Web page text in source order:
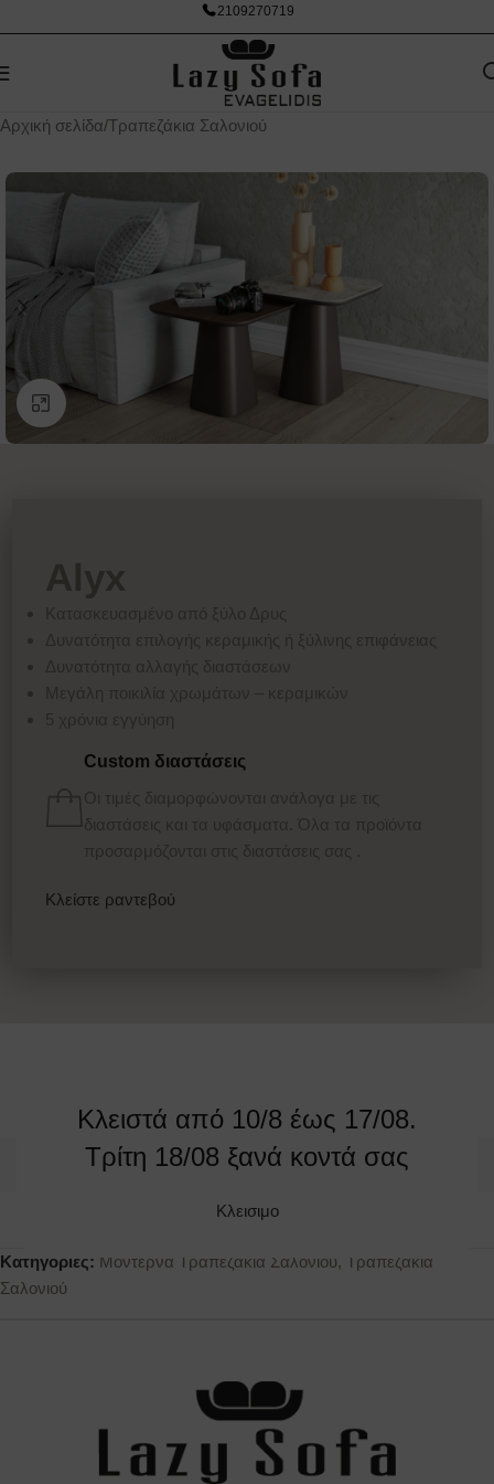
Κλειστά από 10/8 έως 17/08.
Τρίτη 18/08 ξανά κοντά σας
Κλεισιμο
2109270719
Αρχική σελίδα/Τραπεζάκια Σαλονιού
Alyx
Κατασκευασμένο από ξύλο Δρυς
Δυνατότητα επιλογής κεραμικής ή ξύλινης επιφάνειας
Δυνατότητα αλλαγής διαστάσεων
Μεγάλη ποικιλία χρωμάτων – κεραμικών
5 χρόνια εγγύηση
Custom διαστάσεις
Οι τιμές διαμορφώνονται ανάλογα με τις
διαστάσεις και τα υφάσματα. Όλα τα προϊόντα
προσαρμόζονται στις διαστάσεις σας .
Κλείστε ραντεβού
Κάντε κλικ για μεγέθυνση
ΔΙΑΣΤΑΣΕΙΣ
50 x 50
Κατηγορίες: Μοντέρνα Τραπεζάκια Σαλονιού, Τραπεζάκια
Σαλονιού